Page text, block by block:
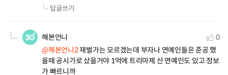
답글쓰기
해본언니
0
@해본언니2 재벌가는 모르겠는데 부자나 연예인들은 준공 했
을때 공시가로 샀을거야 1억에 트리마제 산 연예인도 있고 정보
가 빠르니까